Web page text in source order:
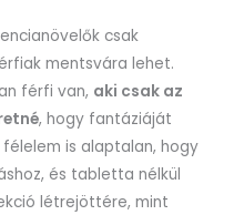
csak
mentsvára lehet.
férfi van, aki csak az
, hogy fantáziáját
is alaptalan, hogy
és tabletta nélkül
létrejöttére, mint